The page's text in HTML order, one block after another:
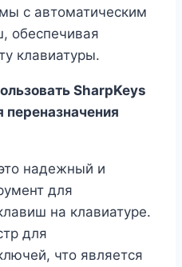
с автоматическим
обеспечивая
клавиатуры.
SharpKeys
переназначения
надежный и
для
на клавиатуре.
для
что является